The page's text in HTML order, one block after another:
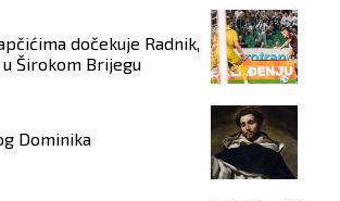
dočekuje Radnik,
Širokom Brijegu
Dominika